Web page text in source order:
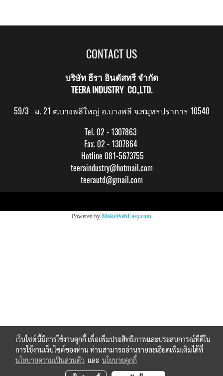
CONTACT US
บริษัท ธีรา อินดัสทรี จำกัด
TEERA INDUSTRY CO.,LTD.
59/3 ม. 21 ต.บางพลีใหญ่ อ.บางพลี จ.สมุทรปราการ 10540
Tel. 02 - 1307863
Fax. 02 - 1307864
Hotline 081-5673755
teeraindustry@hotmail.com
teerautd@gmail.com
Powered by MakeWebEasy.com
เว็บไซต์นี้มีการใช้งานคุกกี้ เพื่อเพิ่มประสิทธิภาพและประสบการณ์ที่ดีใน
การใช้งานเว็บไซต์ของท่าน ท่านสามารถอ่านรายละเอียดเพิ่มเติมได้ที่
นโยบายความเป็นส่วนตัว และ นโยบายคุกกี้